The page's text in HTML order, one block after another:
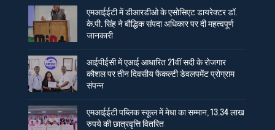
एमआईईटी में डीआरडीओ के एसोसिएट डायरेक्टर डॉ.
के.पी. सिंह ने बौद्धिक संपदा अधिकार पर दी महत्वपूर्ण
जानकारी
आईपीईसी में एआई आधारित 21वीं सदी के रोजगार
कौशल पर तीन दिवसीय फैकल्टी डेवलपमेंट प्रोग्राम
संपन्न
एमआईईटी पब्लिक स्कूल में मेधा का सम्मान, 13.34 लाख
रुपये की छात्रवृत्ति वितरित